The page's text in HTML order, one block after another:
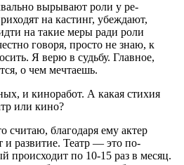
вырывают роли у ре­
на кастинг, убеждают,
на такие меры ради роли
говоря, просто не знаю, к
Я верю в судьбу. Главное,
о чем мечтаешь.
и киноработ. А ка­кая стихия
или кино?
считаю, благодаря ему ак­тер
и развитие. Театр — это по­
происходит по 10-15 раз в ме­сяц.